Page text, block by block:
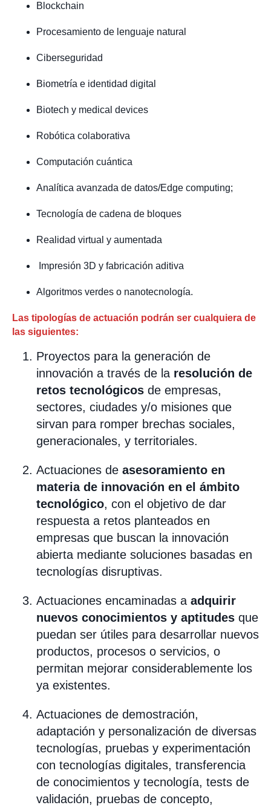
Blockchain
Procesamiento de lenguaje natural
Ciberseguridad
Biometría e identidad digital
Biotech y medical devices
Robótica colaborativa
Computación cuántica
Analítica avanzada de datos/Edge computing;
Tecnología de cadena de bloques
Realidad virtual y aumentada
Impresión 3D y fabricación aditiva
Algoritmos verdes o nanotecnología.
Las tipologías de actuación podrán ser cualquiera de
las siguientes:
Proyectos para la generación de
innovación a través de la resolución de
retos tecnológicos de empresas,
sectores, ciudades y/o misiones que
sirvan para romper brechas sociales,
generacionales, y territoriales.
Actuaciones de asesoramiento en
materia de innovación en el ámbito
tecnológico, con el objetivo de dar
respuesta a retos planteados en
empresas que buscan la innovación
abierta mediante soluciones basadas en
tecnologías disruptivas.
Actuaciones encaminadas a adquirir
nuevos conocimientos y aptitudes que
puedan ser útiles para desarrollar nuevos
productos, procesos o servicios, o
permitan mejorar considerablemente los
ya existentes.
Actuaciones de demostración,
adaptación y personalización de diversas
tecnologías, pruebas y experimentación
con tecnologías digitales, transferencia
de conocimientos y tecnología, tests de
validación, pruebas de concepto,